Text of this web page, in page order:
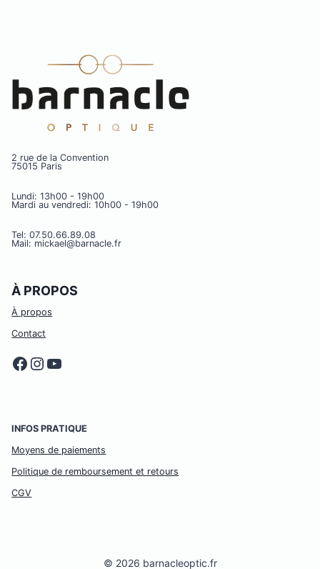
2 rue de la Convention
75015 Paris
Lundi: 13h00 - 19h00
Mardi au vendredi: 10h00 - 19h00
Tel: 07.50.66.89.08
Mail: mickael@barnacle.fr
À PROPOS
À propos
Contact
Facebook
Instagram
YouTube
INFOS PRATIQUE
Moyens de paiements
Politique de remboursement et retours
CGV
© 2026 barnacleoptic.fr